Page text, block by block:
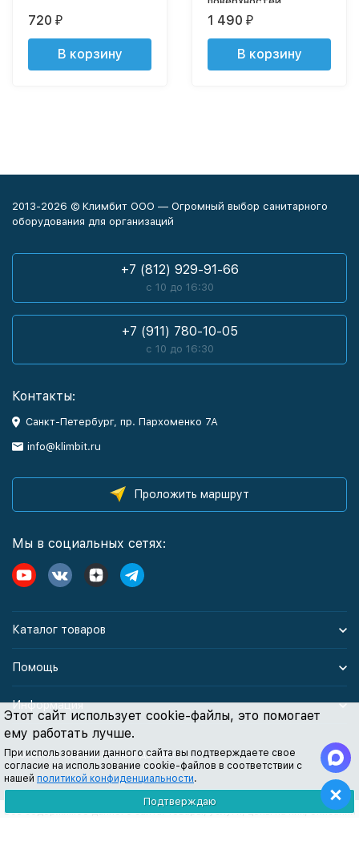
Этот сайт использует cookie-файлы, это помогает
ему работать лучше.
При использовании данного сайта вы подтверждаете свое
согласие на использование cookie-файлов в соответствии с
нашей политикой конфиденциальности.
Подтверждаю
720 ₽
В корзину
глянцевых полов / 5 л
1 490 ₽
В корзину
2013-2026 © Климбит ООО — Огромный выбор санитарного
оборудования для организаций
+7 (812) 929-91-66
с 10 до 16:30
+7 (911) 780-10-05
с 10 до 16:30
Контакты:
Санкт-Петербург, пр. Пархоменко 7А
info@klimbit.ru
Проложить маршрут
Мы в социальных сетях:
Каталог товаров
Помощь
Информация
Политика персональных данных
Все содержимое данного сайта: товары, услуги, цены на них, описания